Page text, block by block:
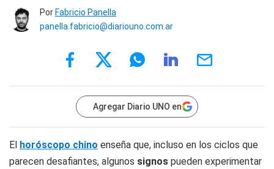
Por Fabricio Panella
panella.fabricio@diariouno.com.ar
Agregar Diario UNO en
El horóscopo chino enseña que, incluso en los ciclos que
parecen desafiantes, algunos signos pueden experimentar